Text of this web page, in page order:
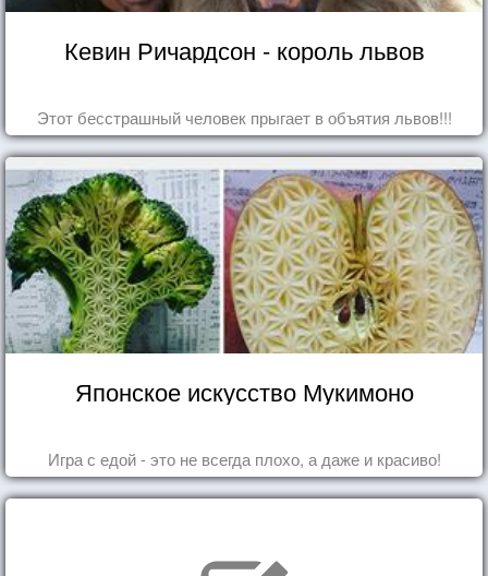
Кевин Ричардсон - король львов
Этот бесстрашный человек прыгает в объятия львов!!!
Японское искусство Мукимоно
Игра с едой - это не всегда плохо, а даже и красиво!